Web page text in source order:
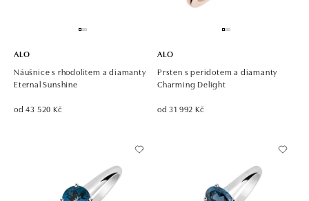
ALO
Náušnice s rhodolitem a diamanty
Eternal Sunshine
od 43 520 Kč
ALO
Prsten s peridotem a diamanty
Charming Delight
od 31 992 Kč